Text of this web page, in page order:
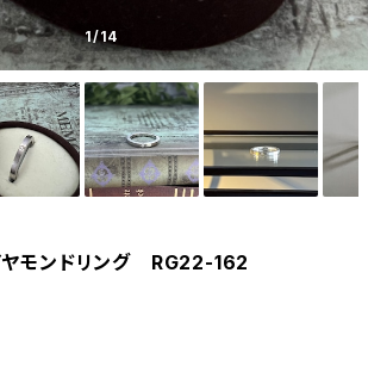
1/14
ヤモンドリング RG22-162